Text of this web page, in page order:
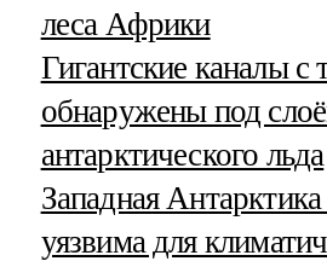
леса Африки
Гигантские каналы с
обнаружены под
антарктического льда
Западная
уязвима для